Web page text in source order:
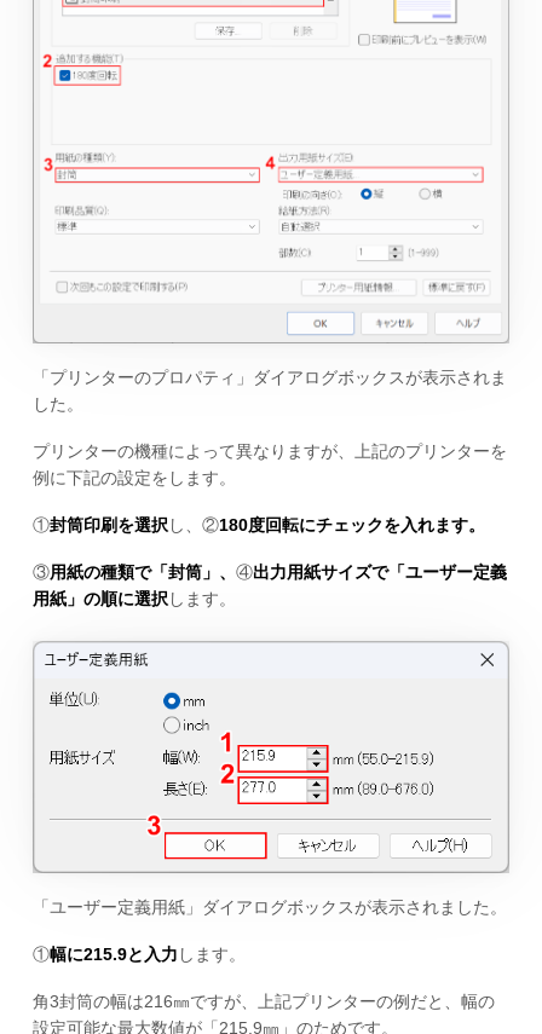
「プリンターのプロパティ」ダイアログボックスが表示されま
した。
プリンターの機種によって異なりますが、上記のプリンターを
例に下記の設定をします。
①封筒印刷を選択 し、②180度回転にチェックを入れます。
③用紙の種類で「封筒」、 ④出力用紙サイズで「ユーザー定義
用紙」の順に選択 します。
「ユーザー定義用紙」ダイアログボックスが表示されました。
①幅に215.9と入力 します。
角3封筒の幅は216㎜ですが、上記プリンターの例だと、幅の
設定可能な最大数値が「215.9㎜」のためです。